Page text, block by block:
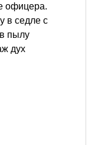
офицера.
в седле с
пылу
дух